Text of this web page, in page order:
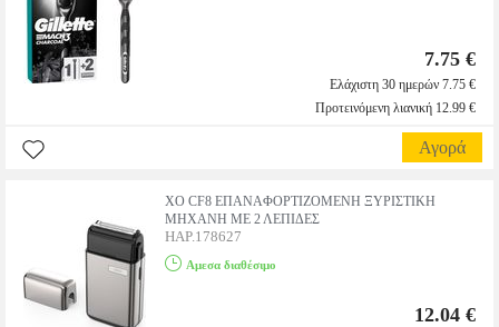
7.75 €
Ελάχιστη 30 ημερών 7.75 €
Προτεινόμενη λιανική 12.99 €
Αγορά
ΧΟ CF8 ΕΠΑΝΑΦΟΡΤΙΖΟΜΕΝΗ ΞΥΡΙΣΤΙΚΗ
ΜΗΧΑΝΗ ΜΕ 2 ΛΕΠΙΔΕΣ
HAP.178627
Αμεσα διαθέσιμο
12.04 €